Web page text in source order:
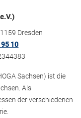
Dresden
10
Sachsen) ist die
Als
der verschiedenen